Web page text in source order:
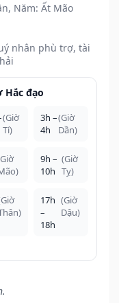
Năm: Ất Mão
nhân phù trợ, tài
Hắc đạo
(Giờ
Tí)
3h –
4h
(Giờ
Dần)
9h –
10h
(Giờ
Tỵ)
17h
–
18h
(Giờ
Dậu)